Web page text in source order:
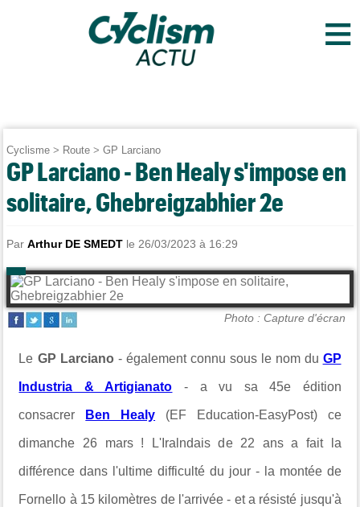
≡
Cyclisme > Route >GP Larciano
GP Larciano - Ben Healy s'impose en
solitaire, Ghebreigzabhier 2e
ParArthur DE SMEDT le 26/03/2023 à 16:29
Photo : Capture d'écran
Le GP Larciano - également connu sous le nom du GP
Industria & Artigianato - a vu sa 45e édition
consacrer Ben Healy (EF Education-EasyPost) ce
dimanche 26 mars ! L'Iralndais de 22 ans a fait la
différence dans l'ultime difficulté du jour - la montée de
Fornello à 15 kilomètres de l'arrivée - et a résisté jusqu'à